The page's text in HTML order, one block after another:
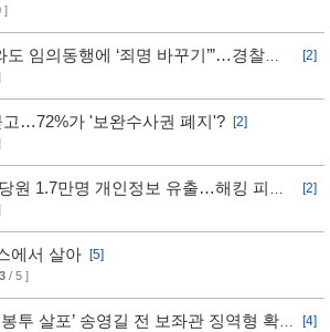
]
도 임의동행에 ‘죄명 바꾸기’”…경찰서
[2]
고…72%가 '보완수사권 폐지'?
[2]
원 1.7만명 개인정보 유출…해킹 피해
[2]
에서 살아
[5]
/ 5 ]
투 살포’ 송영길 전 보좌관 징역형 확
[4]